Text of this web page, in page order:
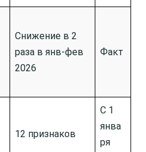
Снижение в 2
раза в янв-фев
2026
Факт
12 признаков
С 1
янва
ря